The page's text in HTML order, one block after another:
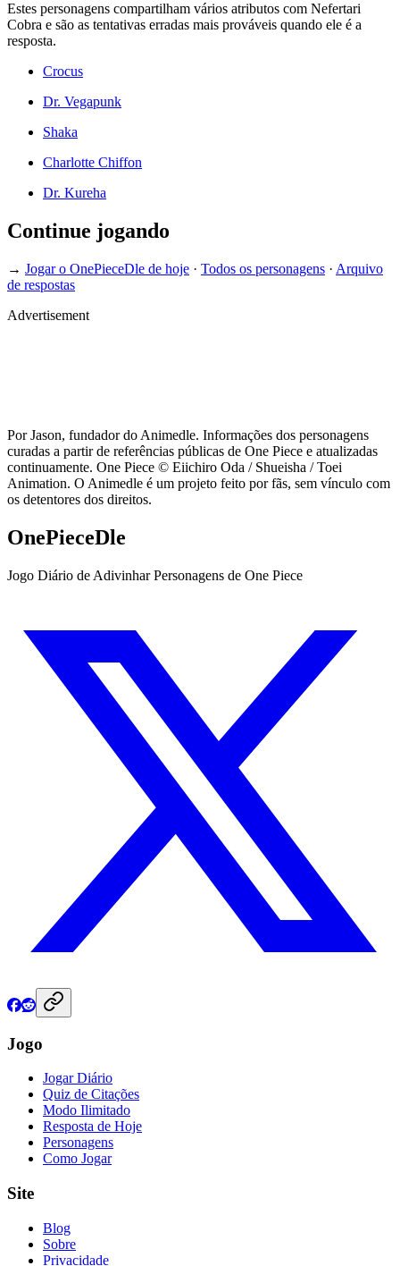
Estes personagens compartilham vários atributos com Nefertari
Cobra e são as tentativas erradas mais prováveis quando ele é a
resposta.
Crocus
Dr. Vegapunk
Shaka
Charlotte Chiffon
Dr. Kureha
Continue jogando
→ Jogar o OnePieceDle de hoje · Todos os personagens · Arquivo
de respostas
Advertisement
Por Jason, fundador do Animedle. Informações dos personagens
curadas a partir de referências públicas de One Piece e atualizadas
continuamente. One Piece © Eiichiro Oda / Shueisha / Toei
Animation. O Animedle é um projeto feito por fãs, sem vínculo com
os detentores dos direitos.
OnePieceDle
Jogo Diário de Adivinhar Personagens de One Piece
Jogo
Jogar Diário
Quiz de Citações
Modo Ilimitado
Resposta de Hoje
Personagens
Como Jogar
Site
Blog
Sobre
Privacidade